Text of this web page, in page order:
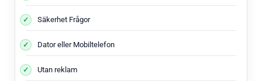
Säkerhet Frågor
Dator eller Mobiltelefon
Utan reklam